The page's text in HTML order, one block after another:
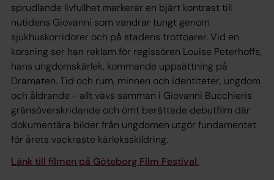
sprudlande livfullhet markerar en bjärt kontrast till
nutidens Giovanni som vandrar tungt genom
sjukhuskorridorer och på stadens trottoarer. Vid en
korsning ser han reklam för regissören Louise Peterhoffs,
hans ungdomskärlek, kommande uppsättning på
Dramaten. Tid och rum, minnen och identiteter, ungdom
och åldrande - allt vävs samman i Giovanni Bucchieris
gränsöverskridande och ömt berättade debutfilm där
dokumentära bilder från ungdomen utgör fundamentet
för årets vackraste kärleksskildring.
Länk till filmen på Göteborg Film Festival.